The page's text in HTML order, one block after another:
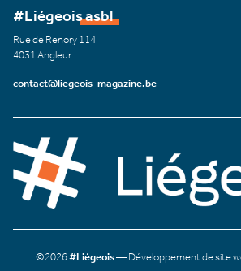
#Liégeois asbl
Rue de Renory 114
4031 Angleur
contact@liegeois-magazine.be
©2026#Liégeois— Développement de site